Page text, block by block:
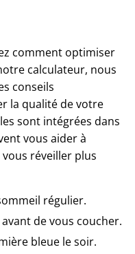
comment optimiser
calculateur, nous
conseils
la qualité de votre
sont intégrées dans
vous aider à
réveiller plus
régulier.
de vous coucher.
bleue le soir.